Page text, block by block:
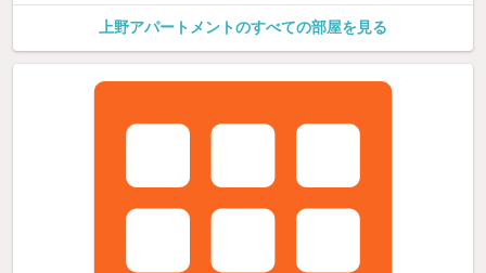
上野アパートメントのすべての部屋を見る